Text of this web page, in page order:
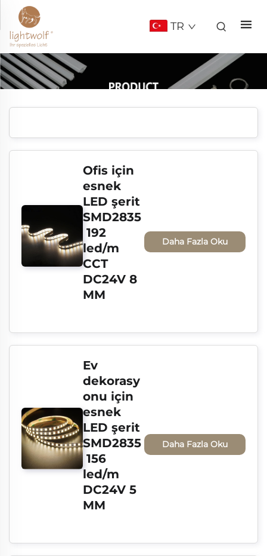
TR
Ofis için
esnek
LED şerit
SMD2835
192
led/m
CCT
DC24V 8
MM
Daha Fazla Oku
Ev
dekorasy
onu için
esnek
LED şerit
SMD2835
156
led/m
DC24V 5
MM
Daha Fazla Oku